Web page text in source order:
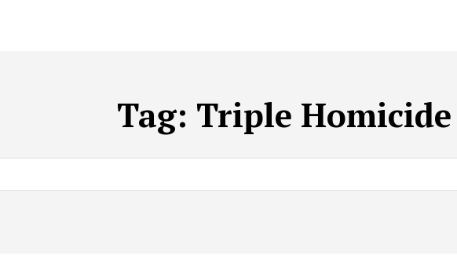
Tag: Triple Homicide